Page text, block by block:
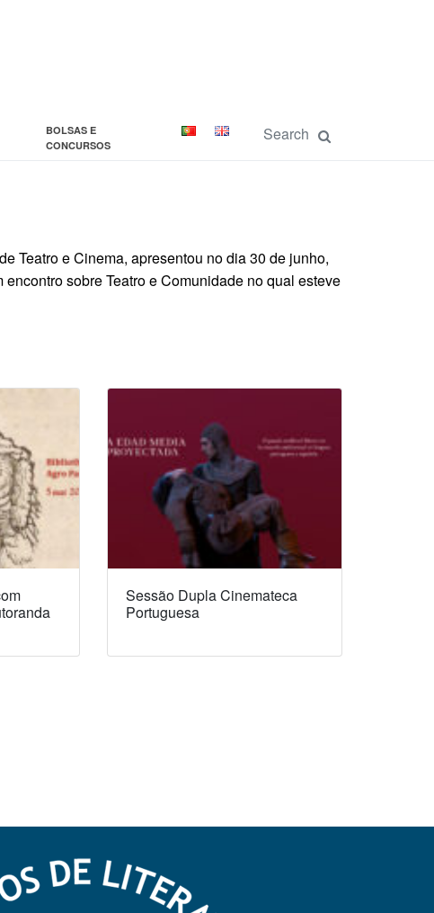
BOLSAS E
CONCURSOS
Teatro e Cinema, apresentou no dia 30 de junho,
sobre Teatro e Comunidade no qual esteve
Sessão Dupla Cinemateca
Portuguesa